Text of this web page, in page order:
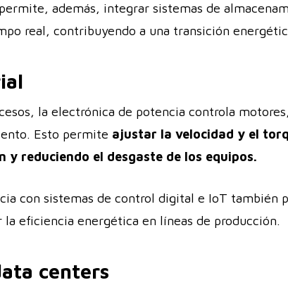
además, integrar sistemas de
real, contribuyendo a una transición
la electrónica de potencia controla
Esto permite ajustar la velocidad y el
reduciendo el desgaste de los equipos.
con sistemas de control digital e IoT también
eficiencia energética en líneas de producción.
centers